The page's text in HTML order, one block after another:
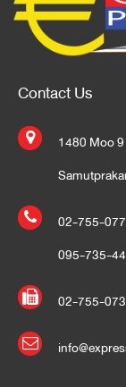
Contact Us
1480 Moo
02-755-
095-735-
02-755-